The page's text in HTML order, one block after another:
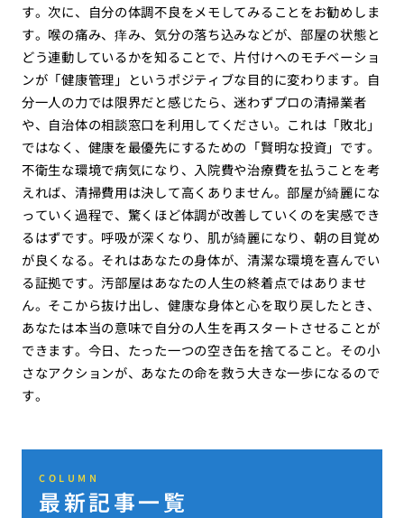
す。次に、自分の体調不良をメモしてみることをお勧めしま
す。喉の痛み、痒み、気分の落ち込みなどが、部屋の状態と
どう連動しているかを知ることで、片付けへのモチベーショ
ンが「健康管理」というポジティブな目的に変わります。自
分一人の力では限界だと感じたら、迷わずプロの清掃業者
や、自治体の相談窓口を利用してください。これは「敗北」
ではなく、健康を最優先にするための「賢明な投資」です。
不衛生な環境で病気になり、入院費や治療費を払うことを考
えれば、清掃費用は決して高くありません。部屋が綺麗にな
っていく過程で、驚くほど体調が改善していくのを実感でき
るはずです。呼吸が深くなり、肌が綺麗になり、朝の目覚め
が良くなる。それはあなたの身体が、清潔な環境を喜んでい
る証拠です。汚部屋はあなたの人生の終着点ではありませ
ん。そこから抜け出し、健康な身体と心を取り戻したとき、
あなたは本当の意味で自分の人生を再スタートさせることが
できます。今日、たった一つの空き缶を捨てること。その小
さなアクションが、あなたの命を救う大きな一歩になるので
す。
COLUMN
最新記事一覧